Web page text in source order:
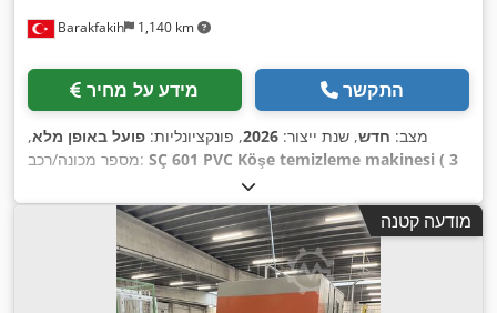
Barakfakih 1,140 km
מידע על מחיר התקשר
מצב: חדש, שנת ייצור: 2026, פונקציונליות: פועל באופן מלא,
מספר מכונה/רכב: SÇ 601 PVC Köşe temizleme makinesi ( 3
מודעה קטנה